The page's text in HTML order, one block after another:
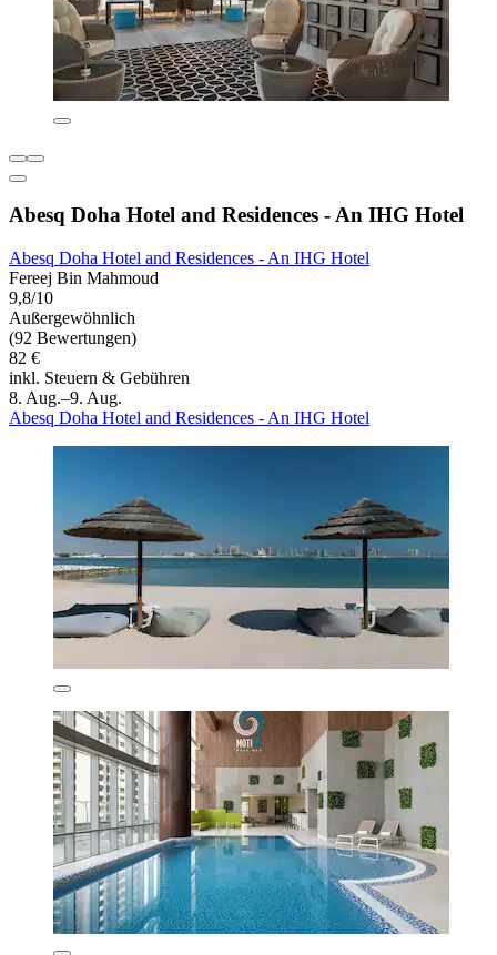
Abesq Doha Hotel and Residences - An IHG Hotel
Abesq Doha Hotel and Residences - An IHG Hotel
Fereej Bin Mahmoud
9,8/10
Außergewöhnlich
(92 Bewertungen)
82 €
inkl. Steuern & Gebühren
8. Aug.–9. Aug.
Abesq Doha Hotel and Residences - An IHG Hotel